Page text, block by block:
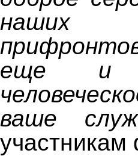
наших
еще и
ваше